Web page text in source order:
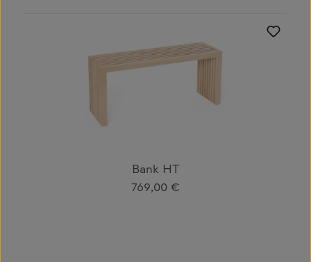
Bank HT
Regulärer Preis:
769,00 €